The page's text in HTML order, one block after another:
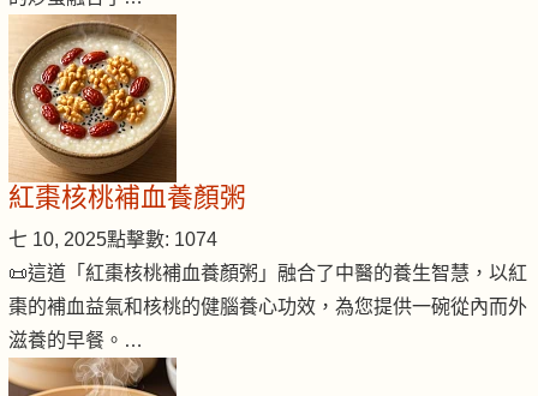
紅棗核桃補血養顏粥
七 10, 2025點擊數: 1074
📜這道「紅棗核桃補血養顏粥」融合了中醫的養生智慧，以紅
棗的補血益氣和核桃的健腦養心功效，為您提供一碗從內而外
滋養的早餐。…